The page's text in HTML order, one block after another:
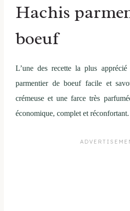
Hachis
boeuf
L’une des recette la plus
parmentier de boeuf facile et
crémeuse et une farce très
économique, complet et réconfortant.